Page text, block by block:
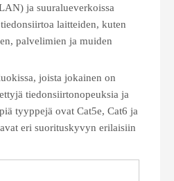
ja suuralueverkoissa
laitteiden, kuten
palvelimien ja muiden
joista jokainen on
tiedonsiirtonopeuksia ja
tyyppejä ovat Cat5e, Cat6 ja
eri suorituskyvyn erilaisiin